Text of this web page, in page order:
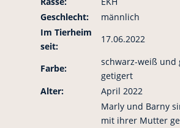
Geschlecht:
männlich
Im Tierheim
seit:
17.06.2022
Farbe:
schwarz-weiß und
getigert
Alter:
April 2022
Marly und Barny
mit ihrer Mutter